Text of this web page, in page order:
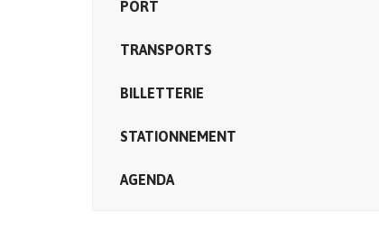
PORT
TRANSPORTS
BILLETTERIE
STATIONNEMENT
AGENDA